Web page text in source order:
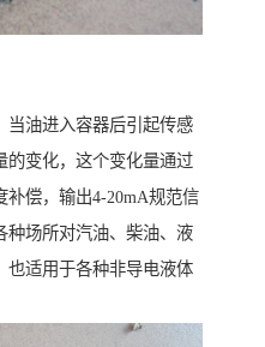
当油进入容器后引起传感
的变化，这个变化量通过
补偿，输出4-20mA规范信
种场所对汽油、柴油、液
也适用于各种非导电液体